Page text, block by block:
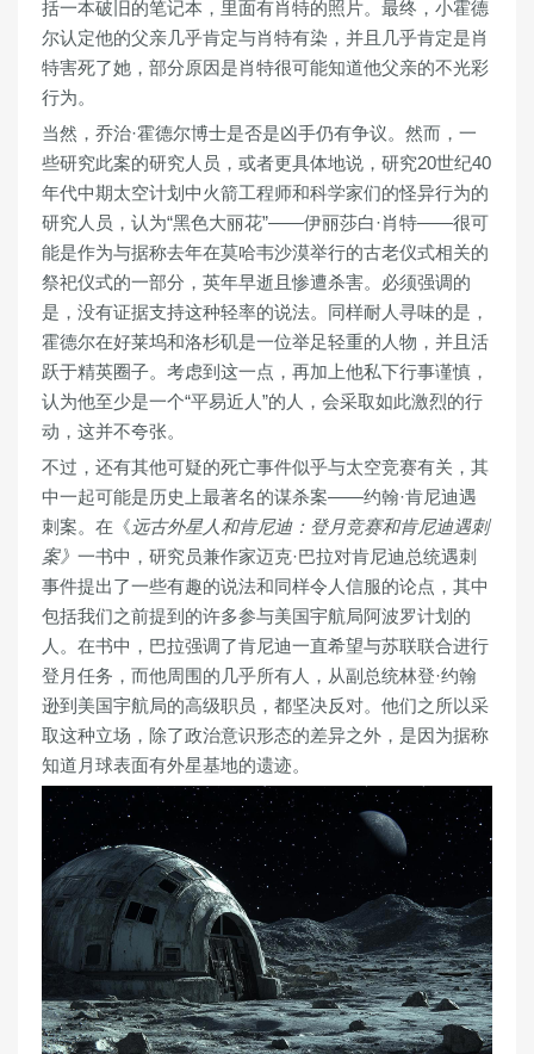
括一本破旧的笔记本，里面有肖特的照片。最终，小霍德
尔认定他的父亲几乎肯定与肖特有染，并且几乎肯定是肖
特害死了她，部分原因是肖特很可能知道他父亲的不光彩
行为。
当然，乔治·霍德尔博士是否是凶手仍有争议。然而，一
些研究此案的研究人员，或者更具体地说，研究20世纪40
年代中期太空计划中火箭工程师和科学家们的怪异行为的
研究人员，认为“黑色大丽花”——伊丽莎白·肖特——很可
能是作为与据称去年在莫哈韦沙漠举行的古老仪式相关的
祭祀仪式的一部分，英年早逝且惨遭杀害。必须强调的
是，没有证据支持这种轻率的说法。同样耐人寻味的是，
霍德尔在好莱坞和洛杉矶是一位举足轻重的人物，并且活
跃于精英圈子。考虑到这一点，再加上他私下行事谨慎，
认为他至少是一个“平易近人”的人，会采取如此激烈的行
动，这并不夸张。
不过，还有其他可疑的死亡事件似乎与太空竞赛有关，其
中一起可能是历史上最著名的谋杀案——约翰·肯尼迪遇
刺案。在《远古外星人和肯尼迪：登月竞赛和肯尼迪遇刺
案》 一书中，研究员兼作家迈克·巴拉对肯尼迪总统遇刺
事件提出了一些有趣的说法和同样令人信服的论点，其中
包括我们之前提到的许多参与美国宇航局阿波罗计划的
人。在书中，巴拉强调了肯尼迪一直希望与苏联联合进行
登月任务，而他周围的几乎所有人，从副总统林登·约翰
逊到美国宇航局的高级职员，都坚决反对。他们之所以采
取这种立场，除了政治意识形态的差异之外，是因为据称
知道月球表面有外星基地的遗迹。